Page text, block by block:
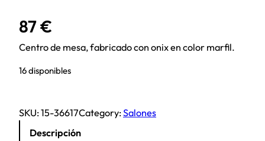
87€
Centro de mesa, fabricado con onix en color marfil.
16 disponibles
SKU:15-36617Category:Salones
Descripción